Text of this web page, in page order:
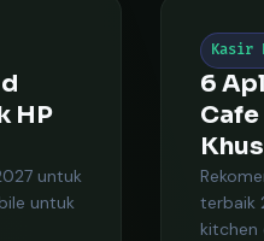
HP
untuk
untuk
Kasir
6
Cafe
terbaik
kitchen